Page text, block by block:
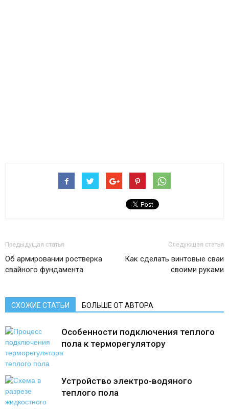
Предыдущая статья
Об армировании ростверка
свайного фундамента
Следующая статья
Как сделать винтовые сваи
своими руками
СХОЖИЕ СТАТЬИ БОЛЬШЕ ОТ АВТОРА
Особенности подключения теплого
пола к терморегулятору
Устройство электро-водяного
теплого пола